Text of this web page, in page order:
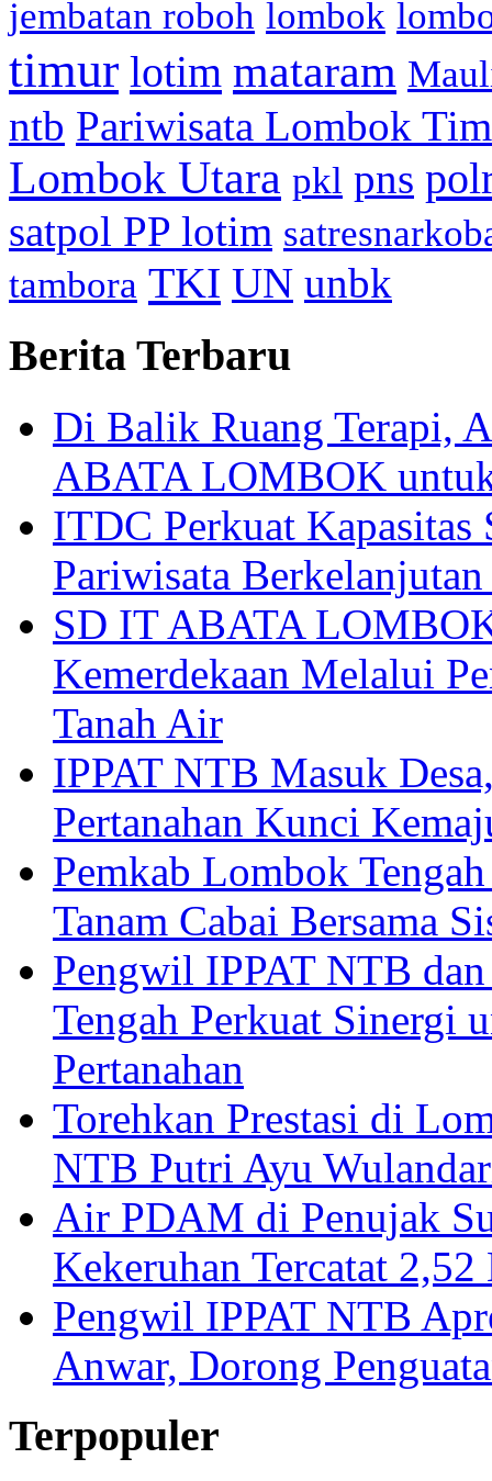
jembatan roboh lombok
timur lotim mataram
ntb Pariwisata Lombok
Lombok Utara pkl pns
satpol PP lotim
tambora TKI UN unbk
Berita Terbaru
Di Balik Ruang Terapi,
ABATA LOMBOK
ITDC Perkuat
Pariwisata
SD IT ABATA
Kemerdekaan Melalui
Tanah Air
IPPAT NTB Masuk
Pertanahan Kunci
Pemkab Lombok
Tanam Cabai Bersama
Pengwil IPPAT NTB
Tengah Perkuat Sinergi
Pertanahan
Torehkan Prestasi di
NTB Putri Ayu
Air PDAM di Penujak
Kekeruhan Tercatat
Pengwil IPPAT NTB
Anwar, Dorong
Terpopuler